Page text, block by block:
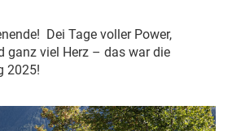
Dei Tage voller Power,
ganz viel Herz – das war die
2025!